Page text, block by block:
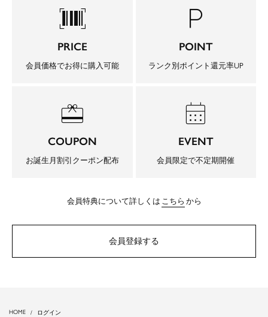
barcode_scanner
PRICE
会員価格でお得に購入可能
local_parking
POINT
ランク別ポイント還元率UP
redeem
COUPON
お誕生月割引クーポン配布
calendar_month
EVENT
会員限定で不定期開催
会員特典について詳しくは こちら から
会員登録する
HOME ログイン